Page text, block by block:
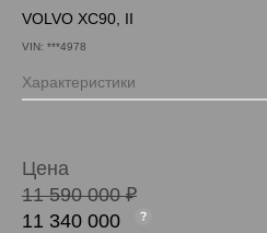
VOLVO XC90, II
VIN: ***4978
Характеристики
Цена
11 590 000 ₽
11 340 000